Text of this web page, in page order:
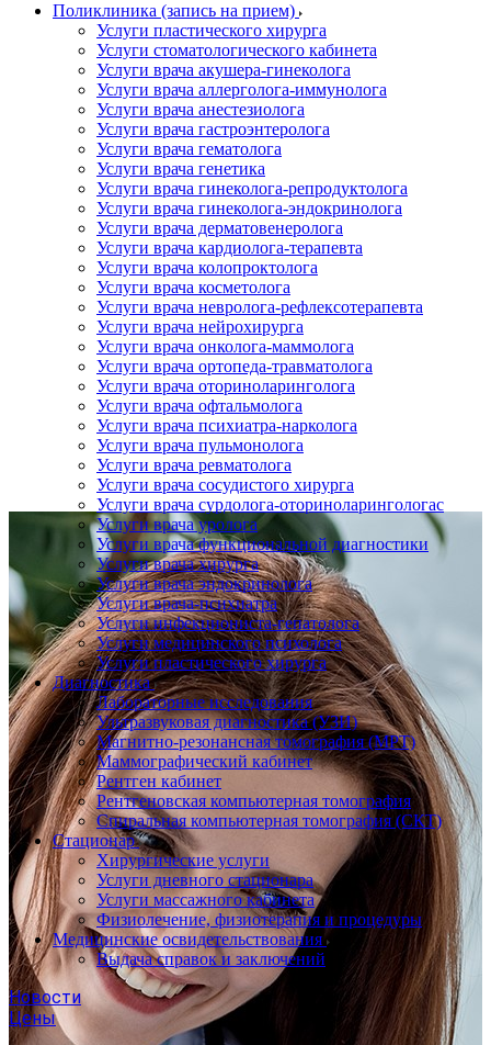
Поликлиника (запись на прием)
Услуги пластического хирурга
Услуги стоматологического кабинета
Услуги врача акушера-гинеколога
Услуги врача аллерголога-иммунолога
Услуги врача анестезиолога
Услуги врача гастроэнтеролога
Услуги врача гематолога
Услуги врача генетика
Услуги врача гинеколога-репродуктолога
Услуги врача гинеколога-эндокринолога
Услуги врача дерматовенеролога
Услуги врача кардиолога-терапевта
Услуги врача колопроктолога
Услуги врача косметолога
Услуги врача невролога-рефлексотерапевта
Услуги врача нейрохирурга
Услуги врача онколога-маммолога
Услуги врача ортопеда-травматолога
Услуги врача оториноларинголога
Услуги врача офтальмолога
Услуги врача психиатра-нарколога
Услуги врача пульмонолога
Услуги врача ревматолога
Услуги врача сосудистого хирурга
Услуги врача сурдолога-оториноларингологас
Услуги врача уролога
Услуги врача функциональной диагностики
Услуги врача хирурга
Услуги врача эндокринолога
Услуги врача-психиатра
Услуги инфекциониста-гепатолога
Услуги медицинского психолога
Услуги пластического хирурга
Диагностика
Лабораторные исследования
Ультразвуковая диагностика (УЗИ)
Магнитно-резонансная томография (МРТ)
Маммографический кабинет
Рентген кабинет
Рентгеновская компьютерная томография
Спиральная компьютерная томография (СКТ)
Стационар
Хирургические услуги
Услуги дневного стационара
Услуги массажного кабинета
Физиолечение, физиотерапия и процедуры
Медицинские освидетельствования
Выдача справок и заключений
Новости
Цены